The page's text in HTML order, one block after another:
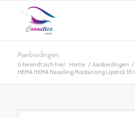
Aanbiedingen
U bevindt zich hier: Home / Aanbiedingen /
HEMA HEMA Navulling Moisturising Lipstick 35